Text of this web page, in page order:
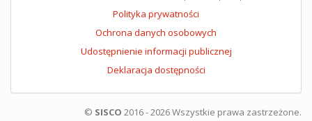
Polityka prywatności
Ochrona danych osobowych
Udostępnienie informacji publicznej
Deklaracja dostępności
© SISCO 2016 - 2026 Wszystkie prawa zastrzeżone.